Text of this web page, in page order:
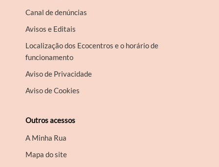
Canal de denúncias
Avisos e Editais
Localização dos Ecocentros e o horário de
funcionamento
Aviso de Privacidade
Aviso de Cookies
Outros acessos
A Minha Rua
Mapa do site